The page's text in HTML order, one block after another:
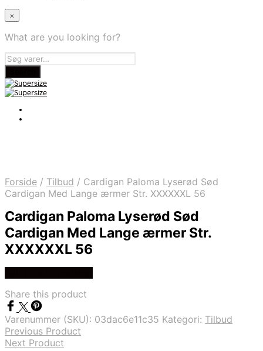
×
What are you looking for?
Forside / Tilbud / Cardigan Paloma Lyserød Sød
Cardigan Med Lange ærmer Str. XXXXXXL 56
Cardigan Paloma Lyserød Sød
Cardigan Med Lange ærmer Str.
XXXXXXL 56
Share this product
Varenummer (SKU): 03dac6e11c35 Kategori: Tilbud
Previous Product
Next Product